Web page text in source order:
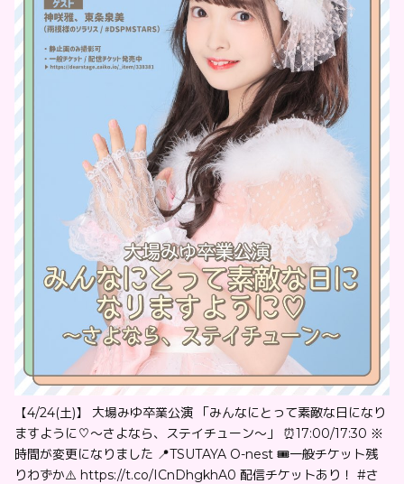
【4/24(土)】 大場みゆ卒業公演 「みんなにとって素敵な日になり
ますように♡〜さよなら、ステイチューン〜」 ⏰17:00/17:30 ※
時間が変更になりました 📍TSUTAYA O-nest 🎟一般チケット残
りわずか⚠️ https://t.co/ICnDhgkhA0 配信チケットあり！ #さ